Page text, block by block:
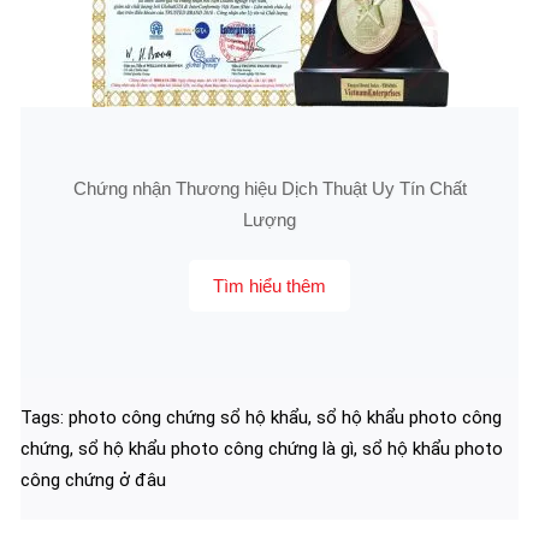
Chứng nhận Thương hiệu Dịch Thuật Uy Tín Chất
Lượng
Tìm hiểu thêm
Tags: photo công chứng sổ hộ khẩu, sổ hộ khẩu photo công
chứng, sổ hộ khẩu photo công chứng là gì, sổ hộ khẩu photo
công chứng ở đâu